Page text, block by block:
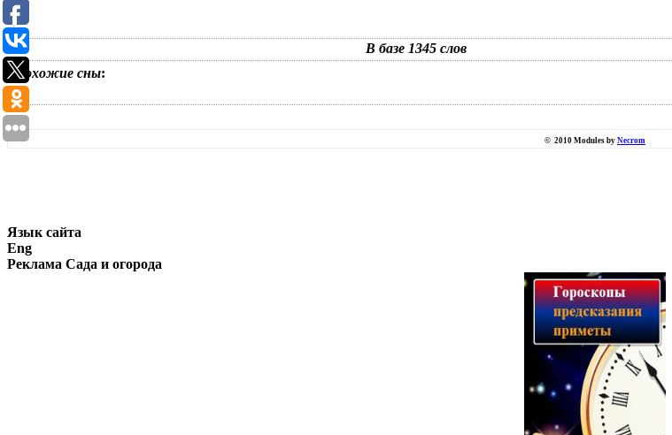
В базе 1345 слов
Похожие сны:
© 2010 Modules by Necrom
Язык сайта
Eng
Реклама Сада и огорода